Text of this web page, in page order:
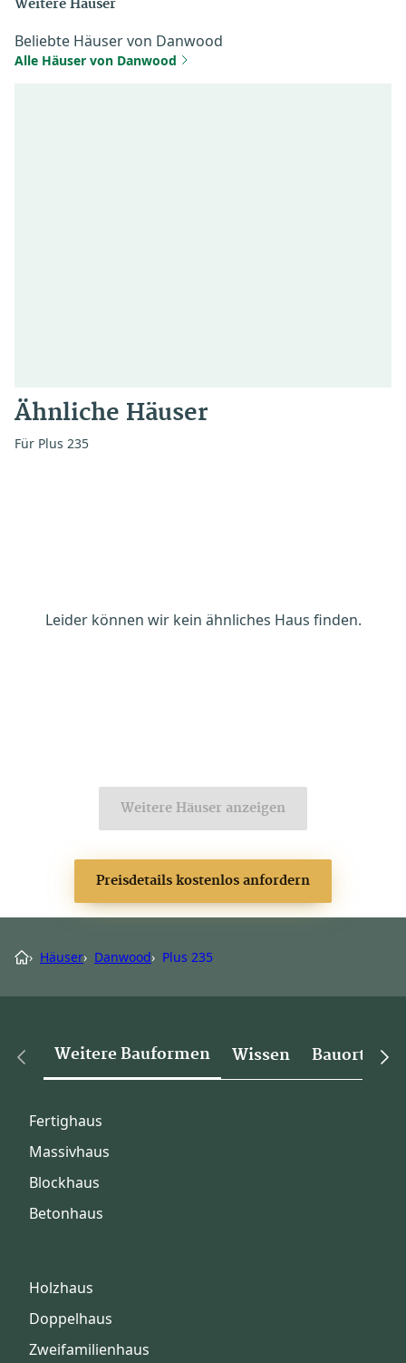
Weitere Häuser
Beliebte Häuser von Danwood
Alle Häuser von Danwood
Ähnliche Häuser
Für Plus 235
Leider können wir kein ähnliches Haus finden.
Weitere Häuser anzeigen
Preisdetails kostenlos anfordern
› Häuser› Danwood› Plus 235
Weitere Bauformen Wissen Bauorte
Fertighaus
Massivhaus
Blockhaus
Betonhaus
Holzhaus
Doppelhaus
Zweifamilienhaus